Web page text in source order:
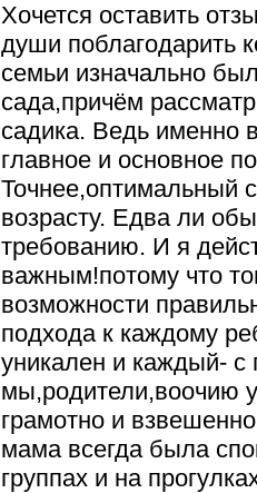
Хочется оставить
души поблагодарить
семьи изначально
сада,причём
садика. Ведь именно
главное и основное
Точнее,оптимальный
возрасту. Едва ли
требованию. И я
важным!потому что
возможности
подхода к каждому
уникален и каждый- с
мы,родители,воочию
грамотно и
мама всегда была
группах и на